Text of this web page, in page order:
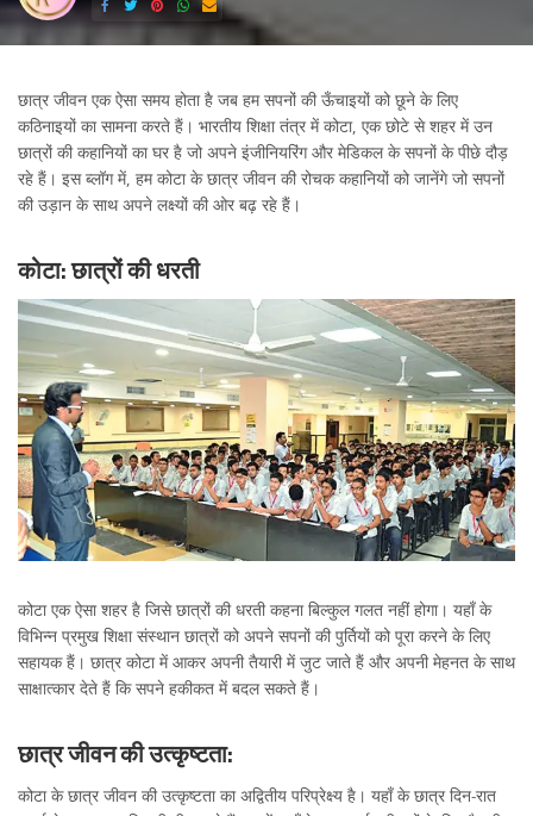
छात्र जीवन एक ऐसा समय होता है जब हम सपनों की ऊँचाइयों को छूने के लिए
कठिनाइयों का सामना करते हैं। भारतीय शिक्षा तंत्र में कोटा, एक छोटे से शहर में उन
छात्रों की कहानियों का घर है जो अपने इंजीनियरिंग और मेडिकल के सपनों के पीछे दौड़
रहे हैं। इस ब्लॉग में, हम कोटा के छात्र जीवन की रोचक कहानियों को जानेंगे जो सपनों
की उड़ान के साथ अपने लक्ष्यों की ओर बढ़ रहे हैं।
कोटा: छात्रों की धरती
कोटा एक ऐसा शहर है जिसे छात्रों की धरती कहना बिल्कुल गलत नहीं होगा। यहाँ के
विभिन्न प्रमुख शिक्षा संस्थान छात्रों को अपने सपनों की पुर्तियों को पूरा करने के लिए
सहायक हैं। छात्र कोटा में आकर अपनी तैयारी में जुट जाते हैं और अपनी मेहनत के साथ
साक्षात्कार देते हैं कि सपने हकीकत में बदल सकते हैं।
छात्र जीवन की उत्कृष्टता:
कोटा के छात्र जीवन की उत्कृष्टता का अद्वितीय परिप्रेक्ष्य है। यहाँ के छात्र दिन-रात